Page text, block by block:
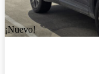
¡Nuevo!